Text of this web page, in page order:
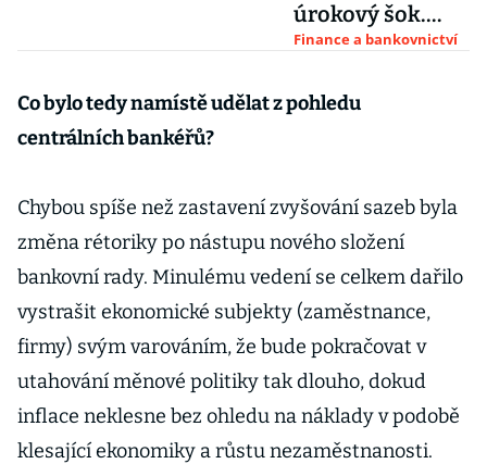
úrokový šok.
Část dlužníků
investiční byty
Finance a bankovnictví
Co bylo tedy namístě udělat z pohledu
centrálních bankéřů?
Chybou spíše než zastavení zvyšování sazeb byla
změna rétoriky po nástupu nového složení
bankovní rady. Minulému vedení se celkem dařilo
vystrašit ekonomické subjekty (zaměstnance,
firmy) svým varováním, že bude pokračovat v
utahování měnové politiky tak dlouho, dokud
inflace neklesne bez ohledu na náklady v podobě
klesající ekonomiky a růstu nezaměstnanosti.